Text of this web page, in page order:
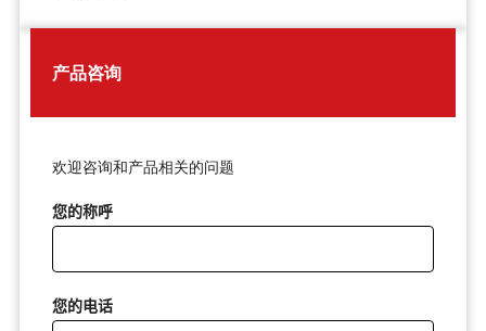
产品咨询
欢迎咨询和产品相关的问题
您的称呼
您的电话